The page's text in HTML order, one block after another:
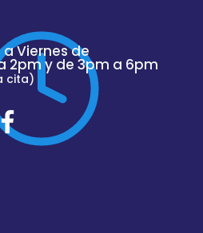
a Viernes de
2pm y de 3pm a 6pm
cita)